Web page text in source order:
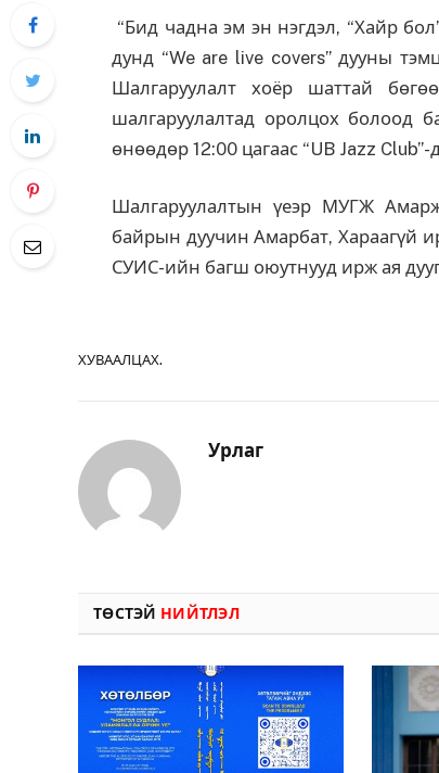
“Бид чадна эм эн нэгдэл, “Хайр
дунд “We are live covers” дууны
Шалгаруулалт хоёр шаттай
шалгаруулалтад оролцох болоод
өнөөдөр 12:00 цагаас “UB Jazz
Шалгаруулалтын үеэр МУГЖ
байрын дуучин Амарбат, Хараагүй
СУИС-ийн багш оюутнууд ирж ая
ХУВААЛЦАХ.
Урлаг
ТӨСТЭЙ НИЙТЛЭЛ